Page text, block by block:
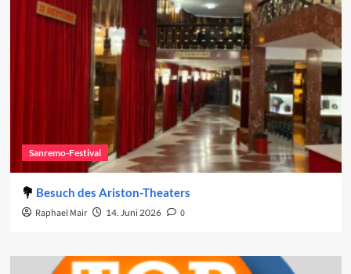
Sanremo-Festival
Besuch des Ariston-Theaters
Raphael Mair 14. Juni 2026 0